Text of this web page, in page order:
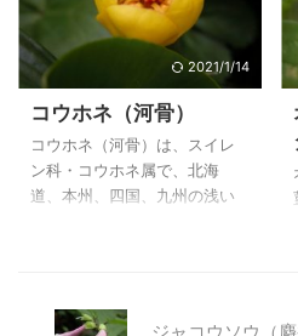
は個体数は多いようで、大雪
山系黒岳、月山、八方尾根な
どで写真を写すことが出来ま
した。 総苞片、小総苞片とも
に０～１個、あっても短いよ
うです。セリ科の植物は総苞
片、小総苞片のあるか、ない
かで見分けるひとつの基準に
００６年８ ...
2021/1/14
コウホネ（河骨）
コウホネ（河骨）は、スイレ
ン科・コウホネ属で、北海
道、本州、四国、九州の浅い
いものを日光植物園で写しま